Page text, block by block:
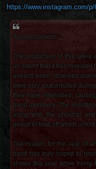
https://www.instagram.com/
Announcement:
The production of this latest
an extent that it has revealed
already been observed
were only exacerbated
they have intensified,
band members. The
along with the physical
period of time off which
The reason for the lack of
band has truly hoped to
shows this year while trying